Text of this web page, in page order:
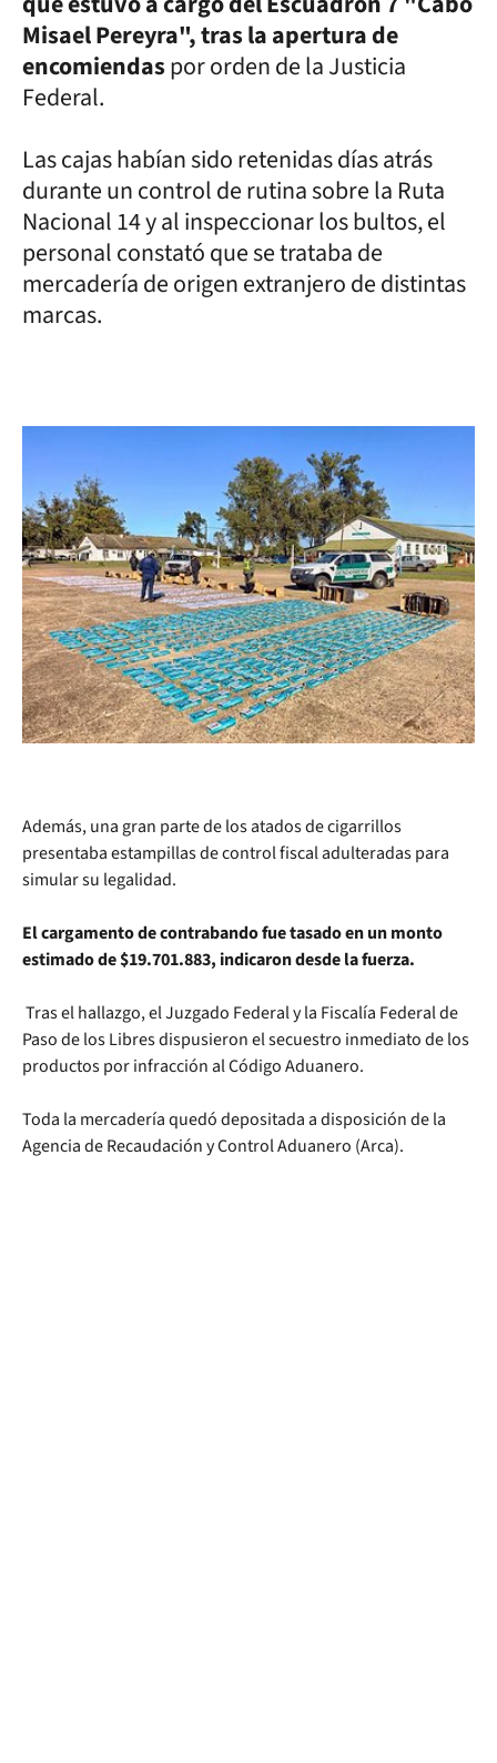
Misael Pereyra", tras la apertura de
encomiendaspor orden de la Justicia
Federal.
Las cajas habían sido retenidas días atrás
durante un control de rutina sobre la Ruta
Nacional 14 y al inspeccionar los bultos, el
personal constató que se trataba de
mercadería de origen extranjero de distintas
marcas.
Además, una gran parte de los atados de cigarrillos
presentaba estampillas de control fiscal adulteradas para
simular su legalidad.
El cargamento de contrabando fue tasado en un monto
estimado de $19.701.883, indicaron desde la fuerza.
Tras el hallazgo, el Juzgado Federal y la Fiscalía Federal de
Paso de los Libres dispusieron el secuestro inmediato de los
productos por infracción al Código Aduanero.
Toda la mercadería quedó depositada a disposición de la
Agencia de Recaudación y Control Aduanero (Arca).